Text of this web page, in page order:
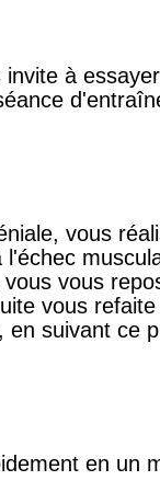
à
vous
vous
vous
en suivant ce
en un